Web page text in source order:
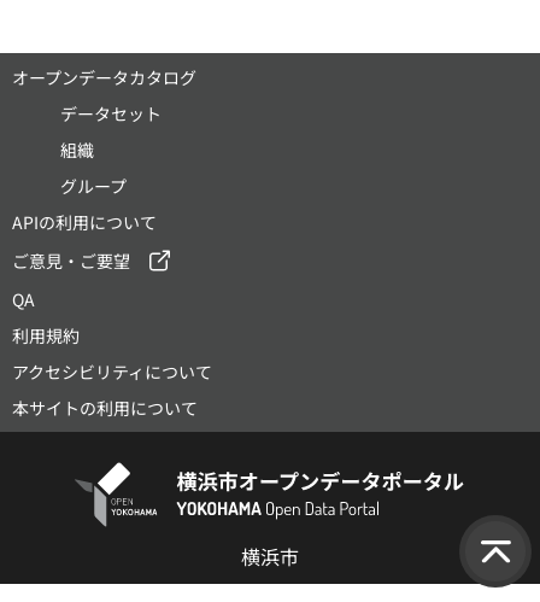
オープンデータカタログ
データセット
組織
グループ
APIの利用について
ご意見・ご要望
QA
利用規約
アクセシビリティについて
本サイトの利用について
横浜市